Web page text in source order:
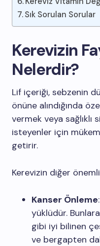
Sık Sorulan Sorular
Kerevizin
Nelerdir?
Lif içeriği, sebzenin
önüne alındığında
vermek veya
isteyenler için
getirir.
Kerevizin diğer
Kanser Önleme
yüklüdür.
gibi iyi bilinen
ve bergapten